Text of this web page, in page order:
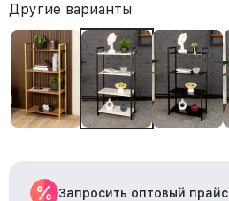
Другие варианты
Запросить оптовый прайс